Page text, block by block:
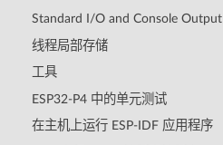
Standard I/O and Console Output
线程局部存储
工具
ESP32-P4 中的单元测试
在主机上运行 ESP-IDF 应用程序